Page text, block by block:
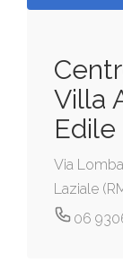
Villa
Edile
Via
Laziale
06